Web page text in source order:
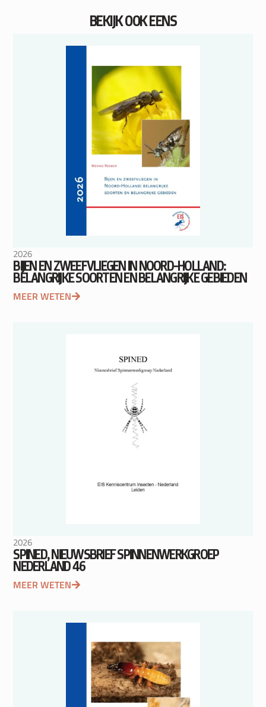
BEKIJK OOK EENS
2026
BIJEN EN ZWEEFVLIEGEN IN NOORD-HOLLAND:
BELANGRIJKE SOORTEN EN BELANGRIJKE GEBIEDEN
MEER WETEN
2026
SPINED, NIEUWSBRIEF SPINNENWERKGROEP
NEDERLAND 46
MEER WETEN